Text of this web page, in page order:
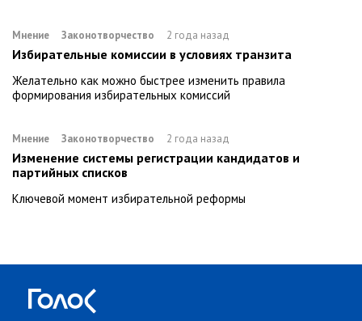
Мнение Законотворчество 2 года назад
Избирательные комиссии в условиях транзита
Желательно как можно быстрее изменить правила
формирования избирательных комиссий
Мнение Законотворчество 2 года назад
Изменение системы регистрации кандидатов и
партийных списков
Ключевой момент избирательной реформы